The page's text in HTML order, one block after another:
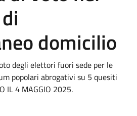
domicilio
degli elettori fuori sede per le
popolari abrogativi su 5 quesiti
IL 4 MAGGIO 2025.